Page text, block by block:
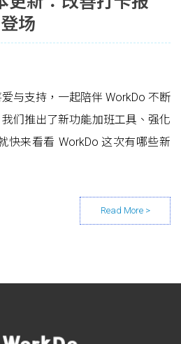
场
与支持，一起陪伴 WorkDo 不断
们推出了新功能加班工具、强化
快来看看 WorkDo 这次有哪些新